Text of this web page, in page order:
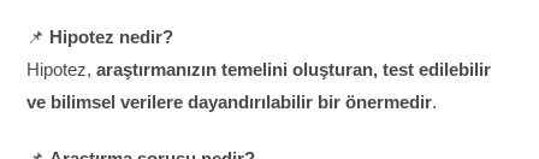
📌 Hipotez nedir?
Hipotez,araştırmanızın temelini oluşturan, test edilebilir
ve bilimsel verilere dayandırılabilir bir önermedir.